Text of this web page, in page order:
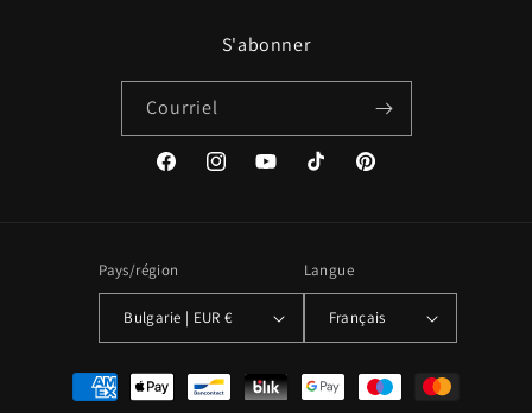
S'abonner
Courriel
FacebookInstagramYouTubeTikTok Pinterest
Pays/région
Bulgarie | EUR €
Langue
Français
Méthodes